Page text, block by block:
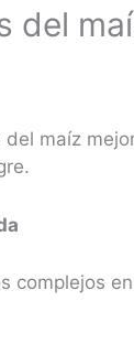
del
maíz
complejos